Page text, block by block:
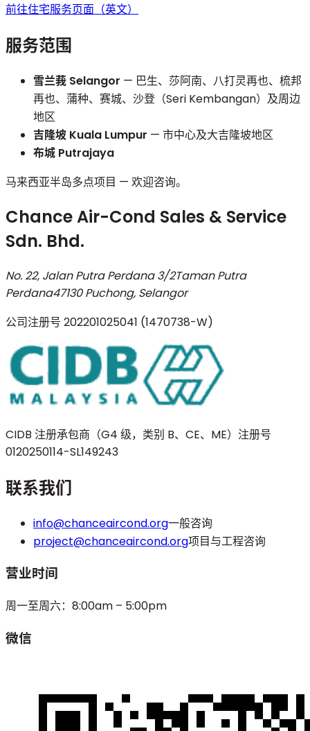
前往住宅服务页面（英文）
服务范围
雪兰莪 Selangor — 巴生、莎阿南、八打灵再也、梳邦
再也、蒲种、赛城、沙登（Seri Kembangan）及周边
地区
吉隆坡 Kuala Lumpur — 市中心及大吉隆坡地区
布城 Putrajaya
马来西亚半岛多点项目 — 欢迎咨询。
Chance Air-Cond Sales & Service
Sdn. Bhd.
No. 22, Jalan Putra Perdana 3/2Taman Putra
Perdana47130 Puchong, Selangor
公司注册号 202201025041 (1470738-W)
CIDB 注册承包商（G4 级，类别 B、CE、ME） 注册号
0120250114-SL149243
联系我们
info@chanceaircond.org一般咨询
project@chanceaircond.org项目与工程咨询
营业时间
周一至周六：8:00am – 5:00pm
微信